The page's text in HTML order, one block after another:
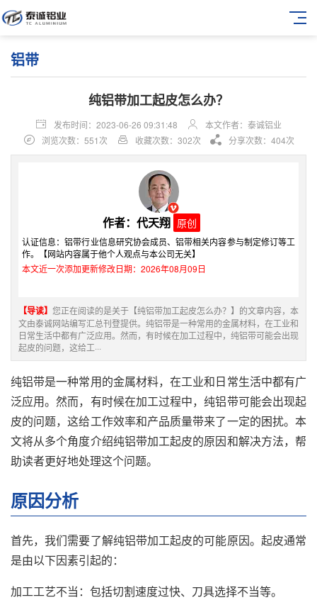
铝带
纯铝带加工起皮怎么办？
发布时间：2023-06-26 09:31:48
本文作者：泰诚铝业
浏览次数：551次
收藏次数：302次 分享次数：404次
作者：代天翔 原创
认证信息：铝带行业信息研究协会成员、铝带相关内容参与制定修订等工
作。【网站内容属于他个人观点与本公司无关】
本文近一次添加更新修改日期：2026年08月09日
【导读】 您正在阅读的是关于【纯铝带加工起皮怎么办？】的文章内容，本
文由泰诚网站编写汇总刊登提供。纯铝带是一种常用的金属材料，在工业和
日常生活中都有广泛应用。然而，有时候在加工过程中，纯铝带可能会出现
起皮的问题，这给工···
纯铝带是一种常用的金属材料，在工业和日常生活中都有广
泛应用。然而，有时候在加工过程中，纯铝带可能会出现起
皮的问题，这给工作效率和产品质量带来了一定的困扰。本
文将从多个角度介绍纯铝带加工起皮的原因和解决方法，帮
助读者更好地处理这个问题。
原因分析
首先，我们需要了解纯铝带加工起皮的可能原因。起皮通常
是由以下因素引起的：
加工工艺不当：包括切割速度过快、刀具选择不当等。